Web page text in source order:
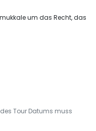
um das Recht, das
Tour Datums muss